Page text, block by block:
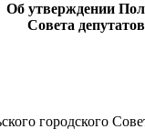
Об утверждении
Совета
городского